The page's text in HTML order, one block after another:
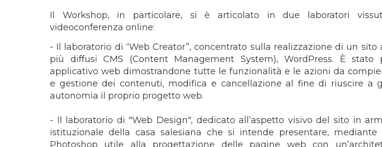
Il Workshop, in particolare, si è articolato in due laboratori
videoconferenza online:
- Il laboratorio di “Web Creator”, concentrato sulla realizzazione di un sito
più diffusi CMS (Content Management System), WordPress. È stato
applicativo web dimostrandone tutte le funzionalità e le azioni da
e gestione dei contenuti, modifica e cancellazione al fine di riuscire a
autonomia il proprio progetto web.
- Il laboratorio di "Web Design", dedicato all’aspetto visivo del sito in
istituzionale della casa salesiana che si intende presentare, mediante
Photoshop utile alla progettazione delle pagine web con